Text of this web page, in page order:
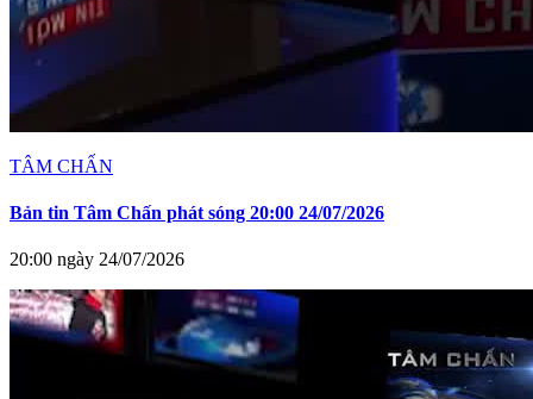
TÂM CHẤN
Bản tin Tâm Chấn phát sóng 20:00 24/07/2026
20:00 ngày 24/07/2026